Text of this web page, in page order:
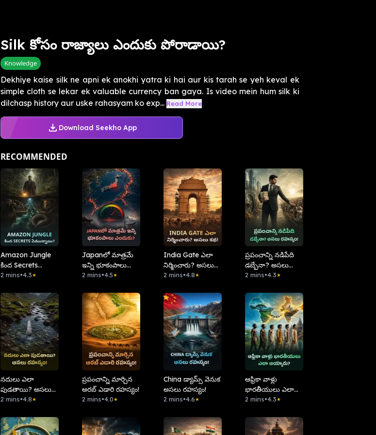
Silk కోసం రాజ్యాలు ఎందుకు పోరాడాయి?
Knowledge
Dekhiye kaise silk ne apni ek anokhi yatra ki hai aur kis tarah se yeh keval ek
simple cloth se lekar ek valuable currency ban gaya. Is video mein hum silk ki
dilchasp history aur uske rahasyam ko exp... Read More
Download Seekho App
RECOMMENDED
Amazon Jungle
కింద Secrets
ఏమున్నాయి?
2 mins•4.3★
Japanలో మాత్రమే
ఇన్ని భూకంపాలు
ఎందుకు?
2 mins•4.5★
India Gate ఎలా
నిర్మించారు? అసలు
కథ!
2 mins•4.8★
ప్రపంచాన్ని నడిపేది
డబ్బేనా? అసలు
రహస్యం!
2 mins•4.3★
నదులు ఎలా
పుడతాయి? అసలు
రహస్యం!
2 mins•4.8★
ప్రపంచాన్ని మార్చిన
అరబ్ ఎడారి రహస్యం!
2 mins•4.0★
China డ్యామ్స్ వెనుక
అసలు రహస్యం!
2 mins•4.6★
ఆఫ్రికా వాళ్లు
భారతీయులు ఎలా
అయ్యారు?
2 mins•4.3★